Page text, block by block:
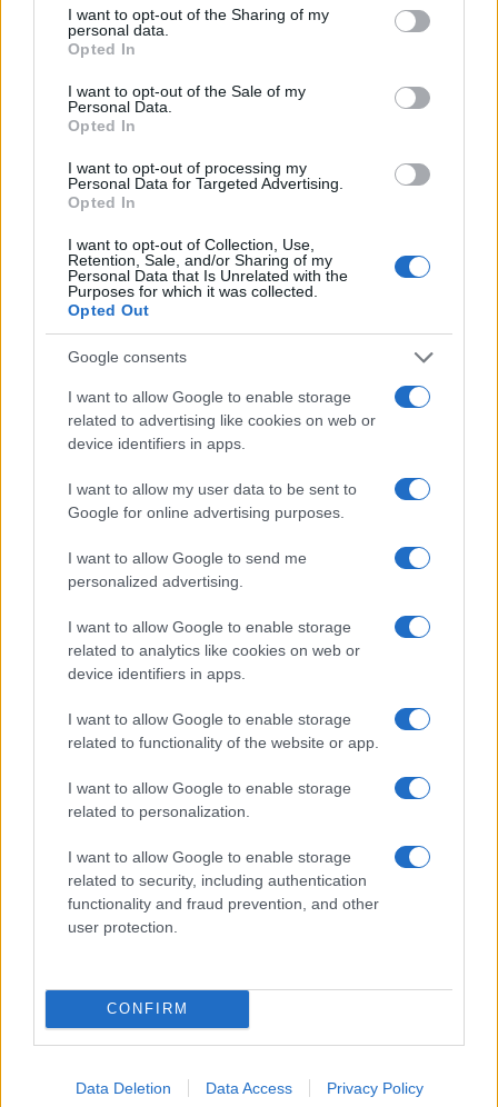
not limited to your visit or usage behaviour. You may click to
grant or deny consent to Google and its third-party tags to
use your data for below specified purposes in below Google
consent section.
I want to opt-out of the Sharing of my
personal data.
Opted In
I want to opt-out of the Sale of my
Personal Data.
Opted In
I want to opt-out of processing my
Personal Data for Targeted Advertising.
Opted In
I want to opt-out of Collection, Use,
Retention, Sale, and/or Sharing of my
Personal Data that Is Unrelated with the
Purposes for which it was collected.
Opted Out
Google consents
I want to allow Google to enable storage
related to advertising like cookies on web or
device identifiers in apps.
I want to allow my user data to be sent to
Google for online advertising purposes.
I want to allow Google to send me
personalized advertising.
I want to allow Google to enable storage
related to analytics like cookies on web or
device identifiers in apps.
I want to allow Google to enable storage
related to functionality of the website or app.
I want to allow Google to enable storage
related to personalization.
I want to allow Google to enable storage
related to security, including authentication
functionality and fraud prevention, and other
user protection.
CONFIRM
Data Deletion Data Access Privacy Policy